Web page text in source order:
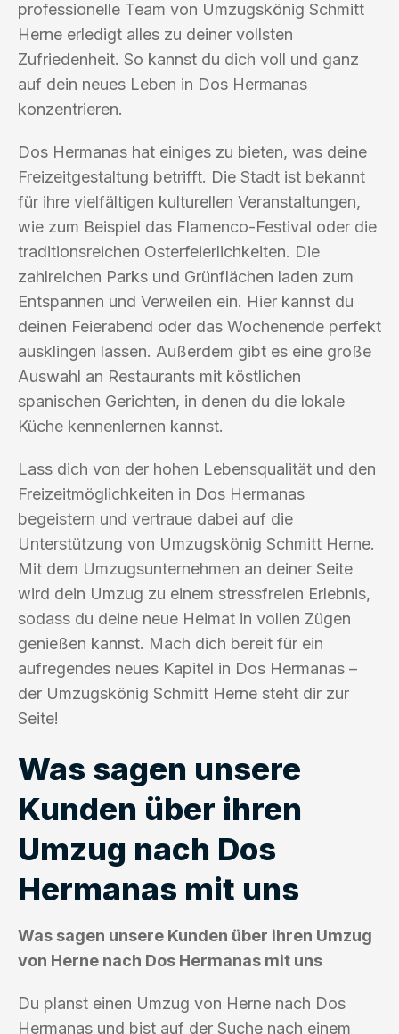
professionelle Team von Umzugskönig Schmitt
Herne erledigt alles zu deiner vollsten
Zufriedenheit. So kannst du dich voll und ganz
auf dein neues Leben in Dos Hermanas
konzentrieren.
Dos Hermanas hat einiges zu bieten, was deine
Freizeitgestaltung betrifft. Die Stadt ist bekannt
für ihre vielfältigen kulturellen Veranstaltungen,
wie zum Beispiel das Flamenco-Festival oder die
traditionsreichen Osterfeierlichkeiten. Die
zahlreichen Parks und Grünflächen laden zum
Entspannen und Verweilen ein. Hier kannst du
deinen Feierabend oder das Wochenende perfekt
ausklingen lassen. Außerdem gibt es eine große
Auswahl an Restaurants mit köstlichen
spanischen Gerichten, in denen du die lokale
Küche kennenlernen kannst.
Lass dich von der hohen Lebensqualität und den
Freizeitmöglichkeiten in Dos Hermanas
begeistern und vertraue dabei auf die
Unterstützung von Umzugskönig Schmitt Herne.
Mit dem Umzugsunternehmen an deiner Seite
wird dein Umzug zu einem stressfreien Erlebnis,
sodass du deine neue Heimat in vollen Zügen
genießen kannst. Mach dich bereit für ein
aufregendes neues Kapitel in Dos Hermanas –
der Umzugskönig Schmitt Herne steht dir zur
Seite!
Was sagen unsere
Kunden über ihren
Umzug nach Dos
Hermanas mit uns
Was sagen unsere Kunden über ihren Umzug
von Herne nach Dos Hermanas mit uns
Du planst einen Umzug von Herne nach Dos
Hermanas und bist auf der Suche nach einem